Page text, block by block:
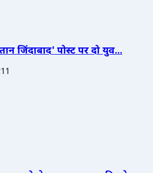
जिंदाबाद' पोस्ट पर दो युव...